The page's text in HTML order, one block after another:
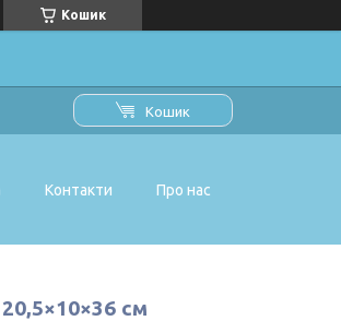
Кошик
Кошик
Контакти Про нас
см